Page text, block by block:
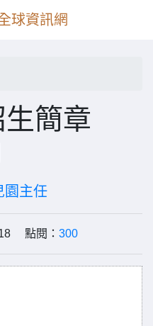
球資訊網
簡章
園主任
點閱： 300